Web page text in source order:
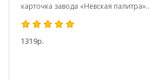
карточка завода «Невская палитра»..
1319р.